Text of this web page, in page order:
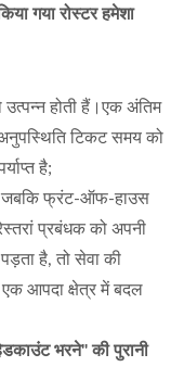
गया रोस्टर हमेशा
होती हैं।एक अंतिम
टिकट समय को
है;
है, जबकि फ्रंट-ऑफ-हाउस
प्रबंधक को अपनी
है, तो सेवा की
एक आपदा क्षेत्र में बदल
भरने" की पुरानी